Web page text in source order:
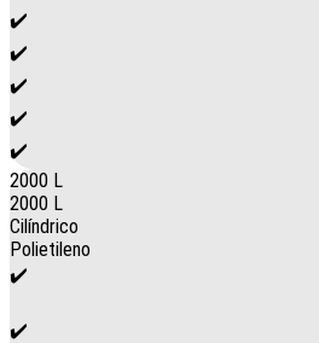
✔️
✔️
✔️
✔️
✔️
2000 L
2000 L
Cilíndrico
Polietileno
✔️
✔️